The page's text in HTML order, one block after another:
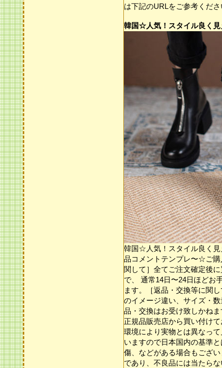
は下記のURLをご参考くだ
韓国☆人気！スタイル良く
韓国☆人気！スタイル良く
品コメントテンプレ〜☆ご
関して］全てご注文確定後
で、 通常14日〜24日ほどお
ます。［返品・交換等に関
のイメージ違い、サイズ・
品・交換はお受け致しかね
正規品販売店から買い付け
環境により実物とは異なっ
いますので日本国内の基準
傷、などがある場合もござ
であり、不良品には当たら